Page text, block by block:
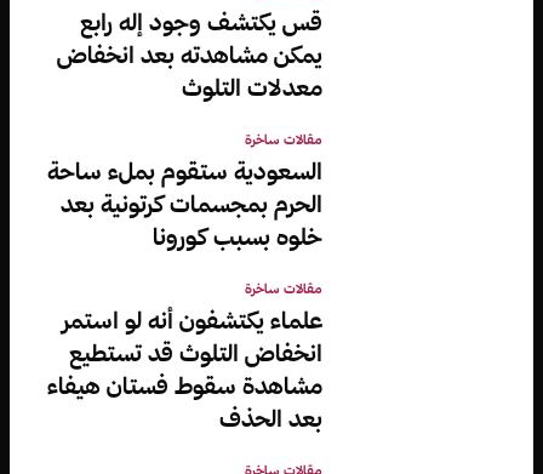
قس يكتشف وجود إله رابع
يمكن مشاهدته بعد انخفاض
معدلات التلوث
مقالات ساخرة
السعودية ستقوم بملء ساحة
الحرم بمجسمات كرتونية بعد
خلوه بسبب كورونا
مقالات ساخرة
علماء يكتشفون أنه لو استمر
انخفاض التلوث قد تستطيع
مشاهدة سقوط فستان هيفاء
بعد الحذف
مقالات ساخرة